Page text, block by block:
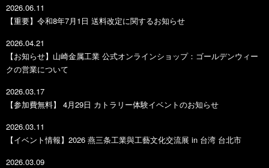
2026.06.11
【重要】令和8年7月1日 送料改定に関するお知らせ
2026.04.21
【お知らせ】山崎金属工業 公式オンラインショップ：ゴールデンウィー
クの営業について
2026.03.17
【参加費無料】 4月29日 カトラリー体験イベントのお知らせ
2026.03.11
【イベント情報】2026 燕三条工業與工藝文化交流展 in 台湾 台北市
2026.03.09